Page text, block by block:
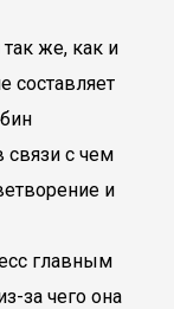
так же, как и
составляет
связи с чем
и
главным
за чего она